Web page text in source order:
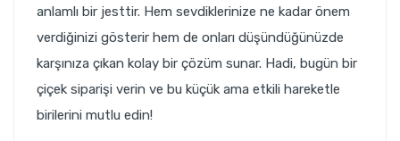
anlamlı bir jesttir. Hem sevdiklerinize ne kadar önem
verdiğinizi gösterir hem de onları düşündüğünüzde
karşınıza çıkan kolay bir çözüm sunar. Hadi, bugün bir
çiçek siparişi verin ve bu küçük ama etkili hareketle
birilerini mutlu edin!